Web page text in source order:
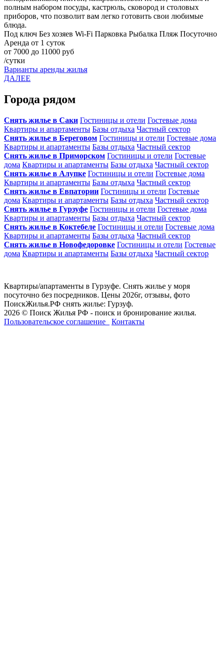
полным набором посуды, кастрюль, сковород и столовых
приборов, что позволит вам легко готовить свои любимые
блюда.
Под ключ Без хозяев Wi-Fi Парковка Рыбалка Пляж Посуточно
Аренда от 1 суток
от 7000 до 11000 руб
/сутки
Варианты аренды жилья
ДАЛЕЕ
Города рядом
Снять жилье в Саки Гостиницы и отели Гостевые дома
Квартиры и апартаменты Базы отдыха Частный сектор
Снять жилье в Береговом Гостиницы и отели Гостевые дома
Квартиры и апартаменты Базы отдыха Частный сектор
Снять жилье в Приморском Гостиницы и отели Гостевые
дома Квартиры и апартаменты Базы отдыха Частный сектор
Снять жилье в Алупке Гостиницы и отели Гостевые дома
Квартиры и апартаменты Базы отдыха Частный сектор
Снять жилье в Евпатории Гостиницы и отели Гостевые
дома Квартиры и апартаменты Базы отдыха Частный сектор
Снять жилье в Гурзуфе Гостиницы и отели Гостевые дома
Квартиры и апартаменты Базы отдыха Частный сектор
Снять жилье в Коктебеле Гостиницы и отели Гостевые дома
Квартиры и апартаменты Базы отдыха Частный сектор
Снять жилье в Новофедоровке Гостиницы и отели Гостевые
дома Квартиры и апартаменты Базы отдыха Частный сектор
Квартиры/апартаменты в Гурзуфе. Снять жилье у моря
посуточно без посредников. Цены 2026г, отзывы, фото
ПоискЖилья.РФ снять жилье: Гурзуф.
2026 © Поиск Жилья РФ - поиск и бронирование жилья.
Пользовательское соглашение
Контакты